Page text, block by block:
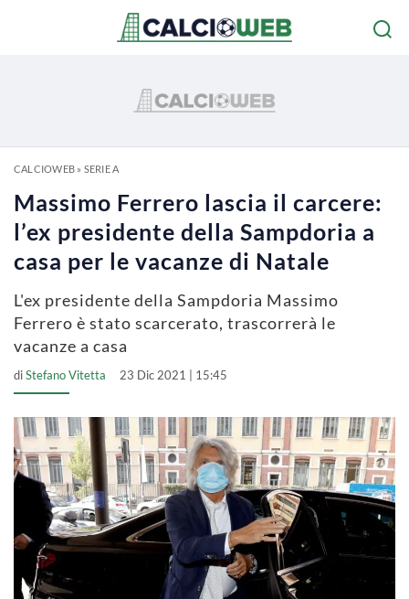
CALCIOWEB» SERIE A
Massimo Ferrero lascia il carcere:
l’ex presidente della Sampdoria a
casa per le vacanze di Natale
L'ex presidente della Sampdoria Massimo
Ferrero è stato scarcerato, trascorrerà le
vacanze a casa
diStefano Vitetta 23 Dic 2021 | 15:45